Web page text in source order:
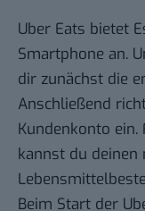
Uber Eats bietet
Smartphone an.
dir zunächst die
Anschließend
Kundenkonto
kannst du
Beim Start der